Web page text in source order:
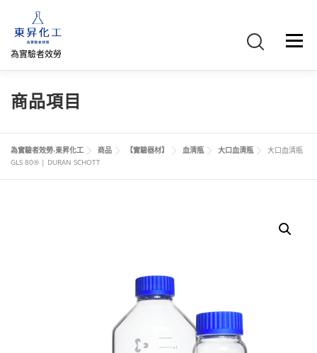
為實驗者效勞
選單
首頁 關於我們
網路商店 直購專區 詢價車、購物車/會員
商品項目
為實驗者效勞-東昇化工 商品 【實驗器材】 血清瓶 大口血清瓶
大口血清瓶
GLS 80® | DURAN SCHOTT